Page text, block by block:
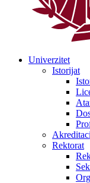
Univerzitet
Istorijat
Rektorat